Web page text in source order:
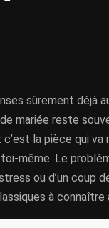
sûrement déjà
mariée reste
la pièce qui
même. Le
ou d’un coup
à connaître